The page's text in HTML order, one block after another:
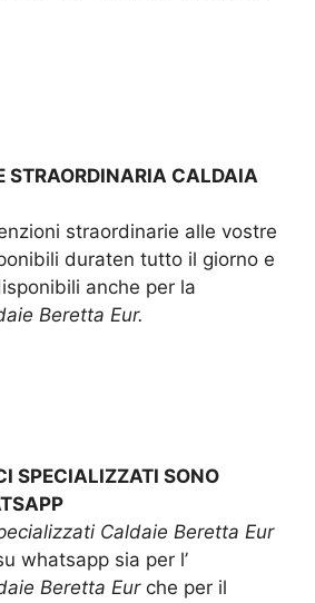
STRAORDINARIA CALDAIA
straordinarie alle vostre
duraten tutto il giorno e
anche per la
Beretta Eur.
SPECIALIZZATI SONO
Caldaie Beretta Eur
whatsapp sia per l’
Beretta Eurche per il